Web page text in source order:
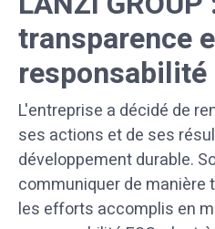
transparence
responsabilité
L'entreprise a décidé de
ses actions et de ses
développement durable.
communiquer de manière
les efforts accomplis en